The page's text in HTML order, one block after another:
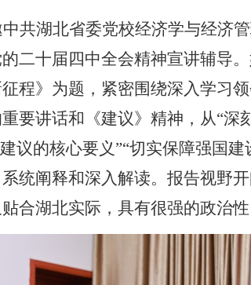
共湖北省委党校经济学与经济
二十届四中全会精神宣讲辅导
程》为题，紧密围绕深入学习
要讲话和《建议》精神，从“深
议的核心要义”“切实保障强国
统阐释和深入解读。报告视野
合湖北实际，具有很强的政治性